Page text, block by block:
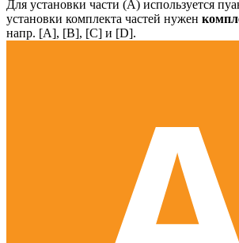
Для установки части (А) используется
установки комплекта частей нужен
напр. [А], [B], [С] и [D].